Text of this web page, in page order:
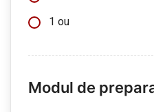
1 ou
Modul de